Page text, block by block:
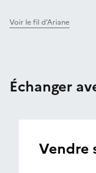
Voir le fil d’Ariane
Échanger
Vendre